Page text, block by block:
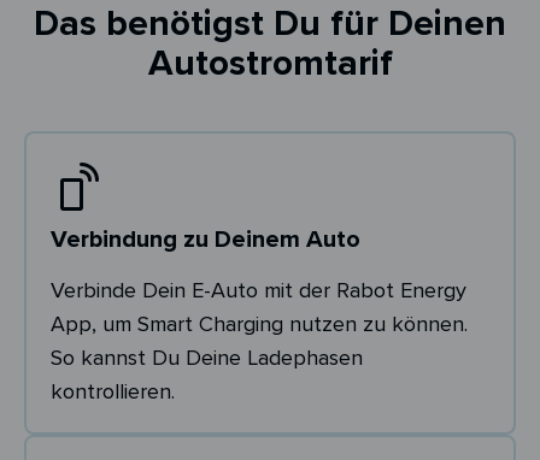
Das benötigst Du für Deinen
Autostromtarif
Verbindung zu Deinem Auto
Verbinde Dein E-Auto mit der Rabot Energy
App, um Smart Charging nutzen zu können.
So kannst Du Deine Ladephasen
kontrollieren.